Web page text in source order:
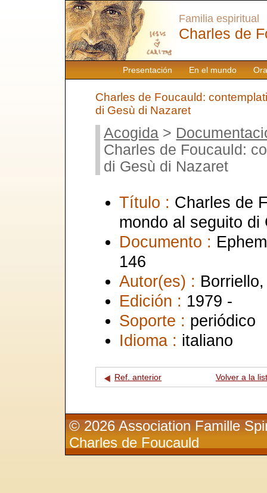
Presentación En el mundo
Familia espiritual
Charles de
Charles de Foucauld:
di Gesù di Nazaret
Acogida >
Charles de Foucauld:
di Gesù di Nazaret
Título : Charles de
mondo al seguito di
Documento :
146
Autor(es) :
Edición : 1979 -
Soporte : periódico
Idioma : italiano
Ref. anterior Volver a la
© 2026 Association Famille
Charles de Foucauld